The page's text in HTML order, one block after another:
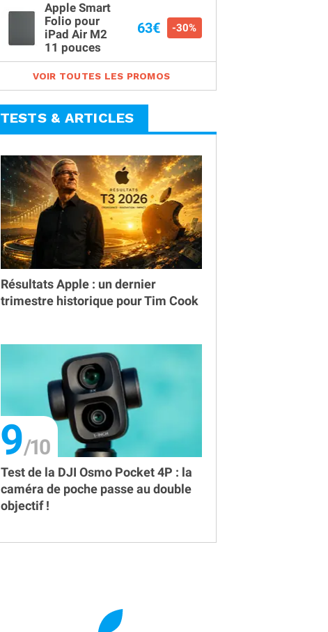
Apple Smart
Folio pour
iPad Air M2
11 pouces
63€ -30%
VOIR TOUTES LES PROMOS
TESTS & ARTICLES
Résultats Apple : un dernier
trimestre historique pour Tim Cook
9
Test de la DJI Osmo Pocket 4P : la
caméra de poche passe au double
objectif !